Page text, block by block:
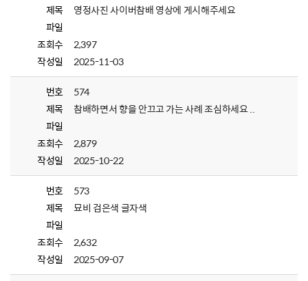
제목
영정사진 사이버참배 영상에 게시해주세요
파일
조회수
2,397
작성일
2025-11-03
번호
574
제목
참배하면서 향을 안끄고 가는 사례 조심하세요 ..
파일
조회수
2,879
작성일
2025-10-22
번호
573
제목
묘비 검은색 글자색
파일
조회수
2,632
작성일
2025-09-07